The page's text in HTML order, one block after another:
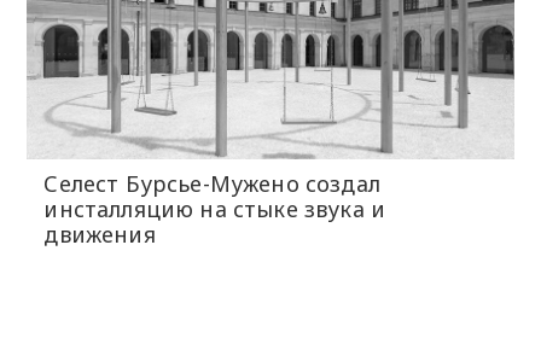
Селест Бурсье-Мужено создал
инсталляцию на стыке звука и
движения